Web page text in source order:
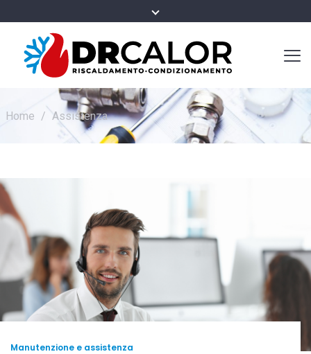
Home / Assistenza
Manutenzione e assistenza